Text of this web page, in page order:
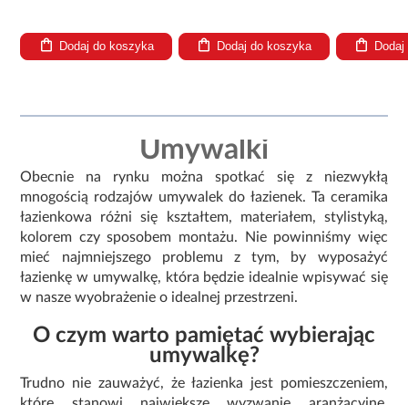
Dodaj do koszyka Dodaj do koszyka
Umywalki
Obecnie na rynku można spotkać się z niezwykłą
mnogością rodzajów umywalek do łazienek. Ta ceramika
łazienkowa różni się kształtem, materiałem, stylistyką,
kolorem czy sposobem montażu. Nie powinniśmy więc
mieć najmniejszego problemu z tym, by wyposażyć
łazienkę w umywalkę, która będzie idealnie wpisywać się
w nasze wyobrażenie o idealnej przestrzeni.
O czym warto pamiętać wybierając
umywalkę?
Trudno nie zauważyć, że łazienka jest pomieszczeniem,